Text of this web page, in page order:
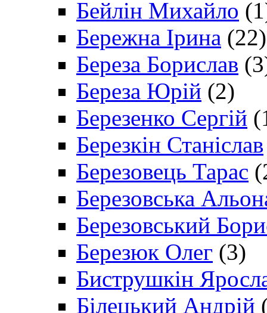
Бейлін Михайло
Бережна Ірина (22)
Береза Борислав
Береза Юрій (2)
Березенко Сергій
Березкін Станіслав
Березовець Тарас
Березовська
Березовський
Березюк Олег (3)
Биструшкін
Білецький Андрій